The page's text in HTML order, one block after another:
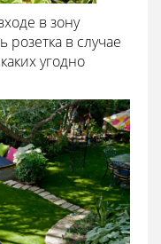
в зону
в случае
угодно